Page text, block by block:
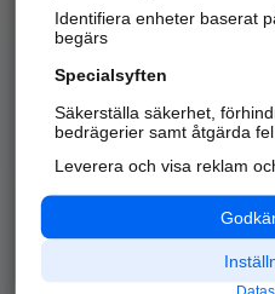
Alla kategorier
API & Kartor
Identifiera enheter baserat
begärs
Specialsyften
Säkerställa säkerhet,
bedrägerier samt åtgärda fel
Leverera och visa reklam